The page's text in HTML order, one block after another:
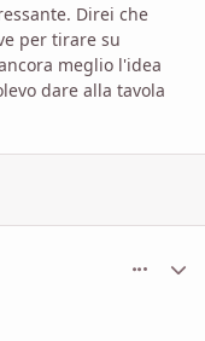
Direi che
per tirare su
meglio l'idea
dare alla tavola